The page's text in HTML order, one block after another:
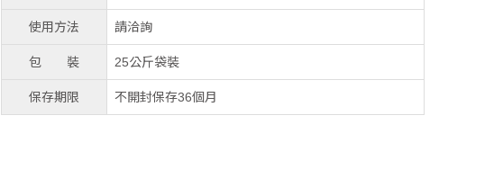
使用方法 請洽詢
包 裝 25公斤袋裝
保存期限 不開封保存36個月